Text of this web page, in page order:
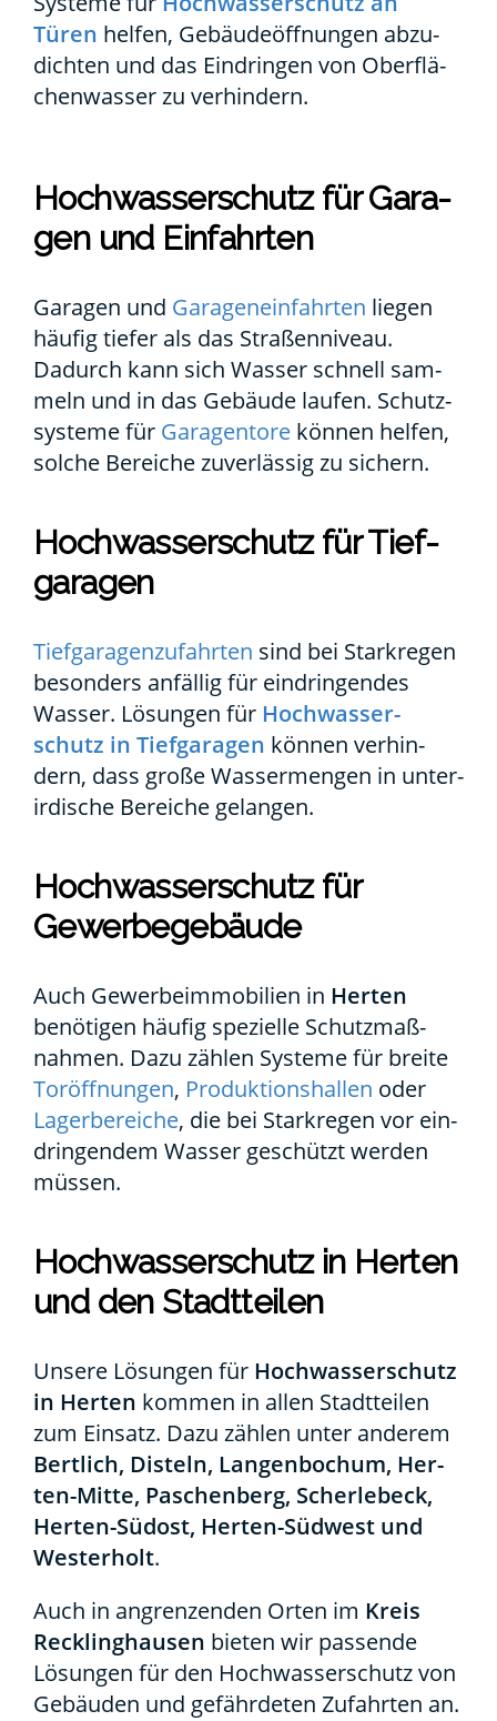
Türen hel­fen, Gebäu­de­öff­nun­gen abzu­
dich­ten und das Ein­drin­gen von Ober­flä­
chen­was­ser zu ver­hin­dern.
Hoch­was­ser­schutz für Gara­
gen und Ein­fahr­ten
Gara­gen und Gara­gen­ein­fahr­ten lie­gen
häu­fig tie­fer als das Stra­ßen­ni­veau.
Dadurch kann sich Was­ser schnell sam­
meln und in das Gebäu­de lau­fen. Schutz­
sys­te­me für Gara­gen­to­re kön­nen hel­fen,
sol­che Berei­che zuver­läs­sig zu sichern.
Hoch­was­ser­schutz für Tief­
ga­ra­gen
Tief­ga­ra­gen­zu­fahr­ten sind bei Stark­re­gen
beson­ders anfäl­lig für ein­drin­gen­des
Was­ser. Lösun­gen für Hoch­was­ser­
schutz in Tief­ga­ra­gen kön­nen ver­hin­
dern, dass gro­ße Was­ser­men­gen in unter­
ir­di­sche Berei­che gelan­gen.
Hoch­was­ser­schutz für
Gewer­be­ge­bäu­de
Auch Gewer­be­im­mo­bi­li­en in Her­ten
benö­ti­gen häu­fig spe­zi­el­le Schutz­maß­
nah­men. Dazu zäh­len Sys­te­me für brei­te
Tor­öff­nun­gen, Pro­duk­ti­ons­hal­len oder
Lager­be­rei­che, die bei Stark­re­gen vor ein­
drin­gen­dem Was­ser geschützt wer­den
müs­sen.
Hoch­was­ser­schutz in Her­ten
und den Stadt­tei­len
Unse­re Lösun­gen für Hoch­was­ser­schutz
in Her­ten kom­men in allen Stadt­tei­len
zum Ein­satz. Dazu zäh­len unter ande­rem
Bert­lich, Dis­teln, Lan­gen­bo­chum, Her­­
ten-Mit­­te, Paschen­berg, Scher­le­beck,
Her­­ten-Süd­­ost, Her­­ten-Süd­­­west und
Wes­ter­holt.
Auch in angren­zen­den Orten im Kreis
Reck­ling­hau­sen bie­ten wir pas­sen­de
Lösun­gen für den Hoch­was­ser­schutz von
Gebäu­den und gefähr­de­ten Zufahr­ten an.